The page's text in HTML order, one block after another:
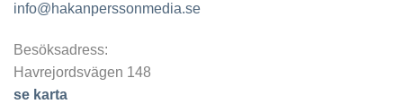
info@hakanperssonmedia.se
Besöksadress:
Havrejordsvägen 148
se karta